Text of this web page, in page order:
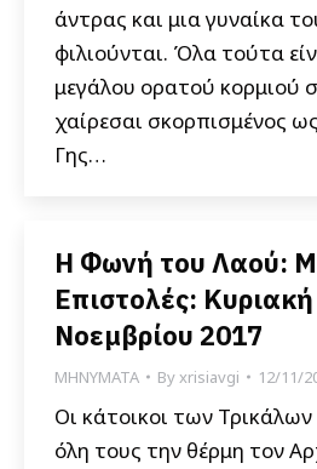
άντρας και μια γυναίκα
φιλιούνται. Όλα τούτα
μεγάλου ορατού κορμιού
χαίρεσαι σκορπισμένος
Γης…
Η Φωνή του Λαού:
Επιστολές:
Νοεμβρίου 2017
ΜΗΝΥΜΑΤΑ Byxrisiavgi 12/11/
Οι κάτοικοι των
όλη τους την θέρμη τον